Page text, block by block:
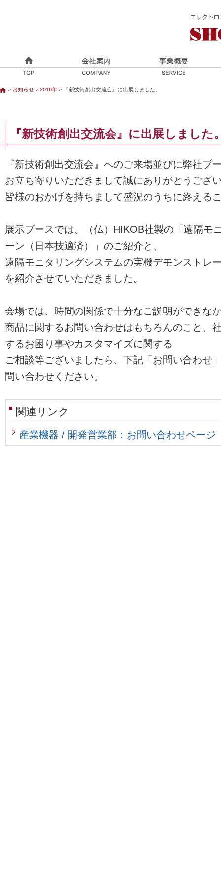
> お知らせ > 2018年 > 『新技術創出交流会』に出展しました。
『新技術創出交流会』に出展しました
『新技術創出交流会』へのご来場並びに弊社ブ
お立ち寄りいただきまして誠にありがとうござ
皆様のおかげを持ちまして盛況のうちに終える
展示ブースでは、（仏）HIKOB社製の「遠隔モ
ーン（日本技適済）」のご紹介と、
遠隔モニタリングシステムの実機デモンストレ
を紹介させていただきました。
会場では、時間の関係で十分なご説明ができな
商品に関するお問い合わせはもちろんのこと、
するお困り事やカスタマイズに関する
ご相談等ございましたら、下記「お問い合わせ
問い合わせください。
関連リンク
産業機器 / 開発営業部：お問い合わせページ